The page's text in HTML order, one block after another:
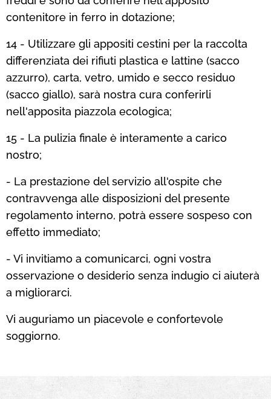
contenitore in ferro in dotazione;
14 - Utilizzare gli appositi cestini per la raccolta
differenziata dei rifiuti plastica e lattine (sacco
azzurro), carta, vetro, umido e secco residuo
(sacco giallo), sarà nostra cura conferirli
nell'apposita piazzola ecologica;
15 - La pulizia finale è interamente a carico
nostro;
- La prestazione del servizio all'ospite che
contravvenga alle disposizioni del presente
regolamento interno, potrà essere sospeso con
effetto immediato;
- Vi invitiamo a comunicarci, ogni vostra
osservazione o desiderio senza indugio ci aiuterà
a migliorarci.
Vi auguriamo un piacevole e confortevole
soggiorno.